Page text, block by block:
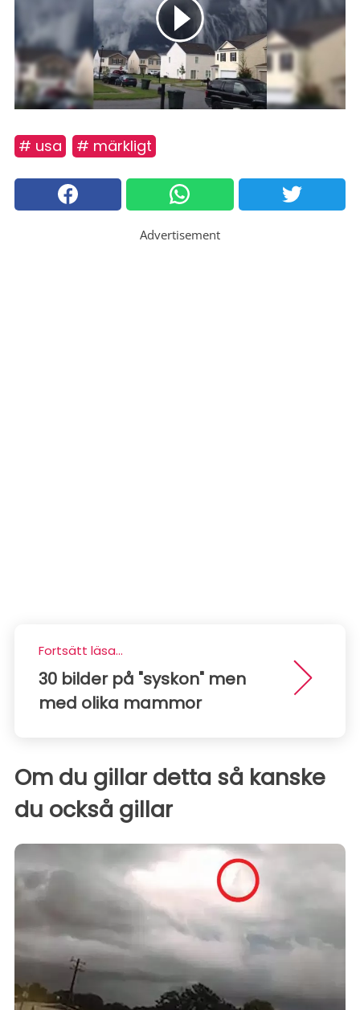
# usa # märkligt
Advertisement
Fortsätt läsa...
30 bilder på "syskon" men
med olika mammor
Om du gillar detta så kanske
du också gillar